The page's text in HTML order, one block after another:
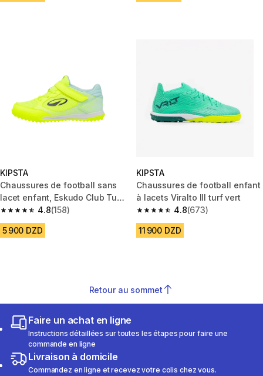
KIPSTA
Chaussures de football sans
lacet enfant, Eskudo Club Turf
Easy Jaune fluo
4.8
4.8 out of 5 stars from 158 reviews
(158)
5 900 DZD
KIPSTA
Chaussures de football enfant
à lacets Viralto III turf vert
4.8
4.8 out of 5 stars from 673
(673)
11 900 DZD
Retour au sommet
Faire un achat en ligne
Instructions détaillées sur toutes les étapes pour faire une
commande en ligne
Livraison à domicile
Commandez en ligne et recevez votre colis chez vous.